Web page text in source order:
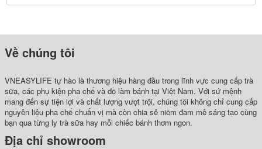
Về chúng tôi
VNEASYLIFE tự hào là thương hiệu hàng đầu trong lĩnh vực cung cấp trà
sữa, các phụ kiện pha chế và đồ làm bánh tại Việt Nam. Với sứ mệnh
mang đến sự tiện lợi và chất lượng vượt trội, chúng tôi không chỉ cung cấp
nguyên liệu pha chế chuẩn vị mà còn chia sẻ niềm đam mê sáng tạo cùng
bạn qua từng ly trà sữa hay mỗi chiếc bánh thơm ngon.
Địa chỉ showroom